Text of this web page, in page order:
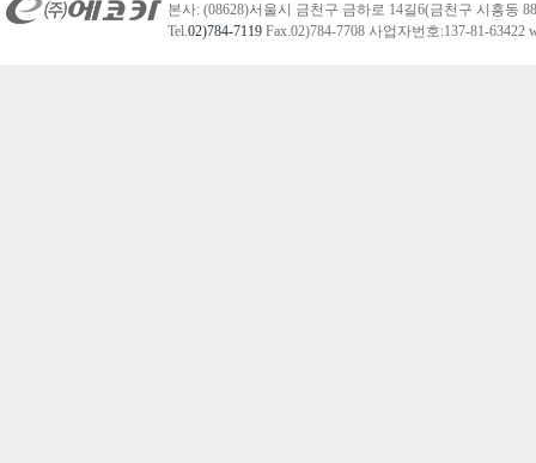
본사: (08628)서울시 금천구 금하로 14길6(금천구 시흥동
Tel.02)784-7119 Fax.02)784-7708 사업자번호:137-81-63422